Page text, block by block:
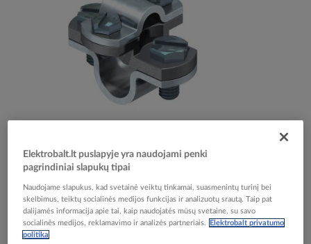
beginning
Jungtis vielai 8-10mm su strypu 16mm karštai
cinkuota 108 B DIN - OBO BETTERMANN
Elektrobalt.lt puslapyje yra naudojami penki
pagrindiniai slapukų tipai
Naudojame slapukus, kad svetainė veiktų tinkamai, suasmenintų turinį bei
skelbimus, teiktų socialinės medijos funkcijas ir analizuotų srautą. Taip pat
dalijamės informacija apie tai, kaip naudojatės mūsų svetaine, su savo
socialinės medijos, reklamavimo ir analizės partneriais.
Elektrobalt privatumo
politika